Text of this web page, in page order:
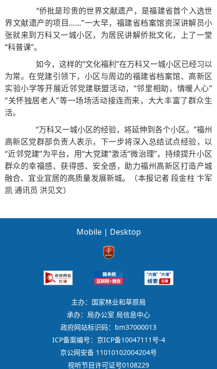
“侨批是珍贵的世界文献遗产，是福建省首个入选世
界文献遗产的项目……”一大早，福建省档案馆资深讲解员小
张就来到万科又一城小区，为居民讲解侨批文化，上了一堂
“科普课”。
如今，这样的“文化福利”在万科又一城小区已经习以
为常。在党建引领下，小区与周边的福建省档案馆、高新区
实验小学等开展近邻党建联盟活动，“邻里相助，情暖人心”
“关怀独居老人”等一场场活动接连而来，大大丰富了群众生
活。
“万科又一城小区的经验，将延伸到各个小区。”福州
高新区党群部负责人表示，下一步将深入总结试点经验，以
“近邻党建”为平台，用“大党建”激活“微治理”，持续提升小区
群众的幸福感、获得感、安全感，助力福州高新区打造产城
融合、宜业宜居的高质量发展新城。（本报记者 段金柱 卞军
凯 通讯员 洪见文）
Mobile | Desktop
主办：国家林业和草原局
承办：局办公室 局信息中心
政府网站标识码：bm37000013
ICP备案编号：京ICP备10047111号-4
京公网安备 11010102004204号
视听节目许可证号0108229